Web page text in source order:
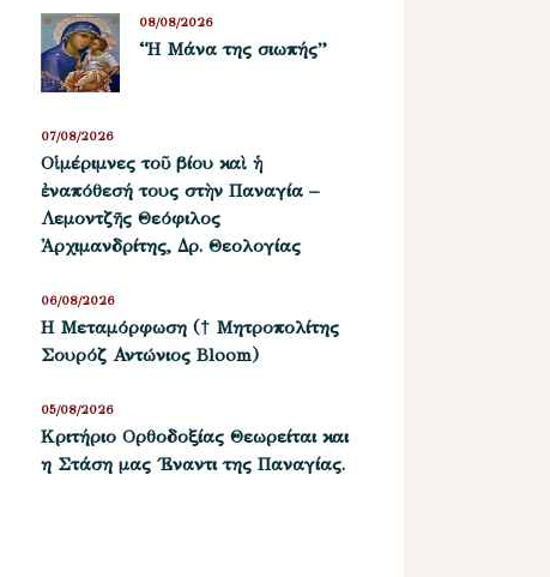
“Η Μάνα της σιωπής”
08/08/2026
Οἱ μέριμνες τοῦ βίου καὶ ἡ
ἐναπόθεσή τους στὴν Παναγία –
Λεμοντζῆς Θεόφιλος
Ἀρχιμανδρίτης, Δρ. Θεολογίας
07/08/2026
Η Μεταμόρφωση († Μητροπολίτης
Σουρόζ Αντώνιος Bloom)
06/08/2026
Kριτήριο Oρθοδοξίας Θεωρείται και
η Στάση μας ΄Εναντι της Παναγίας.
05/08/2026